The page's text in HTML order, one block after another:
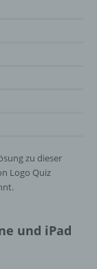
zu dieser
Logo Quiz
und iPad
andere
in Form
mit der